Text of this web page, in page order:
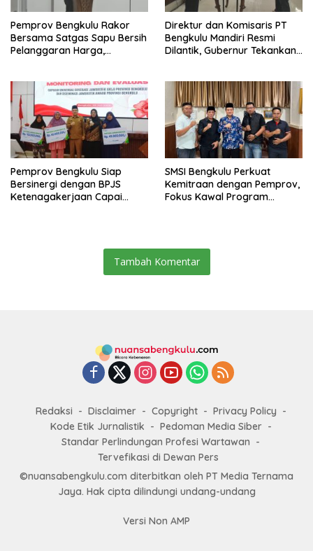
Pemprov Bengkulu Rakor
Bersama Satgas Sapu Bersih
Pelanggaran Harga,
Masih Jadi Sorotan
Direktur dan Komisaris PT
Bengkulu Mandiri Resmi
Dilantik, Gubernur Tekankan
Pemprov Bengkulu Siap
Bersinergi dengan BPJS
Ketenagakerjaan Capai
SMSI Bengkulu Perkuat
Kemitraan dengan Pemprov,
Fokus Kawal Program
Tambah Komentar
Redaksi Disclaimer Copyright
Privacy Policy
Kode Etik Jurnalistik
Pedoman Media Siber
Standar Perlindungan Profesi Wartawan
Tervefikasi di Dewan Pers
©nuansabengkulu.com diterbitkan oleh PT Media Ternama
Jaya. Hak cipta dilindungi undang-undang
Versi Non AMP